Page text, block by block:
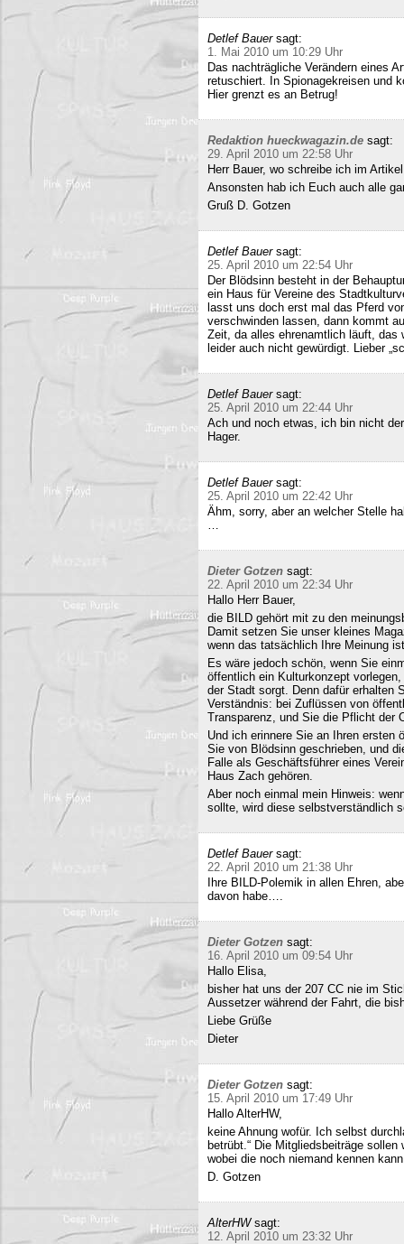
Detlef Bauer sagt:
1. Mai 2010 um 10:29 Uhr
Das nachträgliche Verändern eines
retuschiert. In Spionagekreisen und
Hier grenzt es an Betrug!
Redaktion hueckwagazin.de sagt:
29. April 2010 um 22:58 Uhr
Herr Bauer, wo schreibe ich im
Ansonsten hab ich Euch auch alle
Gruß D. Gotzen
Detlef Bauer sagt:
25. April 2010 um 22:54 Uhr
Der Blödsinn besteht in der
ein Haus für Vereine des
lasst uns doch erst mal das Pferd
verschwinden lassen, dann kommt
Zeit, da alles ehrenamtlich läuft, das
leider auch nicht gewürdigt. Lieber
Detlef Bauer sagt:
25. April 2010 um 22:44 Uhr
Ach und noch etwas, ich bin nicht
Hager.
Detlef Bauer sagt:
25. April 2010 um 22:42 Uhr
Ähm, sorry, aber an welcher Stelle
…
Dieter Gotzen sagt:
22. April 2010 um 22:34 Uhr
Hallo Herr Bauer,
die BILD gehört mit zu den
Damit setzen Sie unser kleines
wenn das tatsächlich Ihre Meinung
Es wäre jedoch schön, wenn Sie
öffentlich ein Kulturkonzept
der Stadt sorgt. Denn dafür erhalten
Verständnis: bei Zuflüssen von
Transparenz, und Sie die Pflicht der
Und ich erinnere Sie an Ihren ersten
Sie von Blödsinn geschrieben, und
Falle als Geschäftsführer eines
Haus Zach gehören.
Aber noch einmal mein Hinweis:
sollte, wird diese selbstverständlich
Detlef Bauer sagt:
22. April 2010 um 21:38 Uhr
Ihre BILD-Polemik in allen Ehren,
davon habe….
Dieter Gotzen sagt:
16. April 2010 um 09:54 Uhr
Hallo Elisa,
bisher hat uns der 207 CC nie im
Aussetzer während der Fahrt, die
Liebe Grüße
Dieter
Dieter Gotzen sagt:
15. April 2010 um 17:49 Uhr
Hallo AlterHW,
keine Ahnung wofür. Ich selbst
betrübt.“ Die Mitgliedsbeiträge
wobei die noch niemand kennen
D. Gotzen
AlterHW sagt:
12. April 2010 um 23:32 Uhr